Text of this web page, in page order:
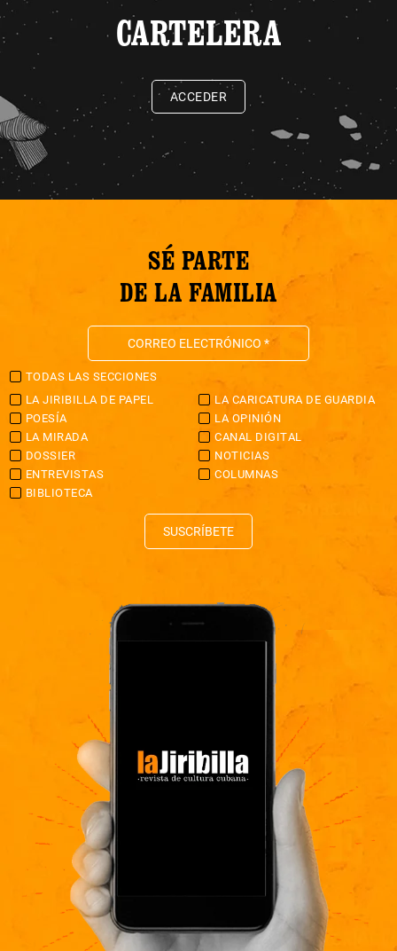
CARTELERA
ACCEDER
SÉ PARTE
DE LA FAMILIA
TODAS LAS SECCIONES
LA JIRIBILLA DE PAPEL
LA CARICATURA DE GUARDIA
POESÍA
LA OPINIÓN
LA MIRADA
CANAL DIGITAL
DOSSIER
NOTICIAS
ENTREVISTAS
COLUMNAS
BIBLIOTECA
SUSCRÍBETE